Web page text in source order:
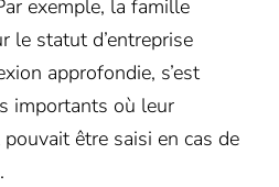
exemple, la famille
le statut d’entreprise
approfondie, s’est
importants où leur
être saisi en cas de